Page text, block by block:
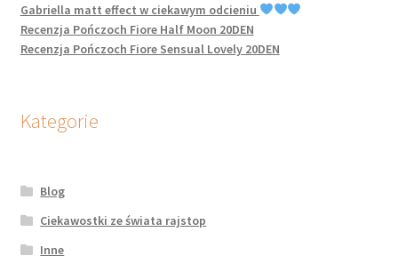
Gabriella matt effect w ciekawym odcieniu
Recenzja Pończoch Fiore Half Moon 20DEN
Recenzja Pończoch Fiore Sensual Lovely 20DEN
Kategorie
Blog
Ciekawostki ze świata rajstop
Inne